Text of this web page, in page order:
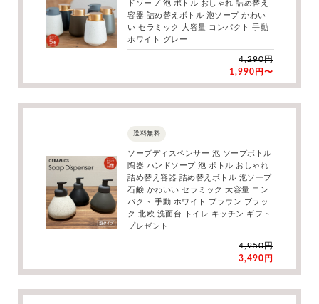
ドソープ 泡 ボトル おしゃれ 詰め替え
容器 詰め替えボトル 泡ソープ かわい
い セラミック 大容量 コンパクト 手動
ホワイト グレー
4,290円
1,990円〜
送料無料
ソープディスペンサー 泡 ソープボトル
陶器 ハンドソープ 泡 ボトル おしゃれ
詰め替え容器 詰め替えボトル 泡ソープ
石鹸 かわいい セラミック 大容量 コン
パクト 手動 ホワイト ブラウン ブラッ
ク 北欧 洗面台 トイレ キッチン ギフト
プレゼント
4,950円
3,490円